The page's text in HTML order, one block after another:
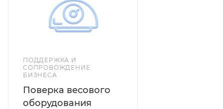
поверхностью Четыре тензометрических датчика по
углам платформы Регулируемые по высоте
шарнирные опоры Соединительный кабель в
ПОДДЕРЖКА И
СОПРОВОЖДЕНИЕ
БИЗНЕСА
Поверка весового
оборудования